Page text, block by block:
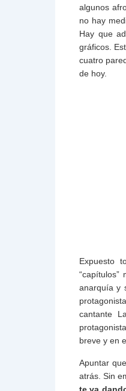
algunos
no hay
Hay que
gráficos.
cuatro
de hoy.
Expuesto
anarquía y
cantante
breve y en
Apuntar
atrás. Sin
te va